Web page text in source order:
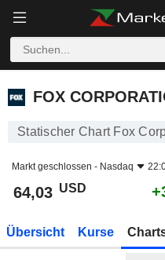
FOX CORPORATION
FOX
Statischer Chart Fox
Markt geschlossen - Nasdaq
64,03 USD
Übersicht Kurse